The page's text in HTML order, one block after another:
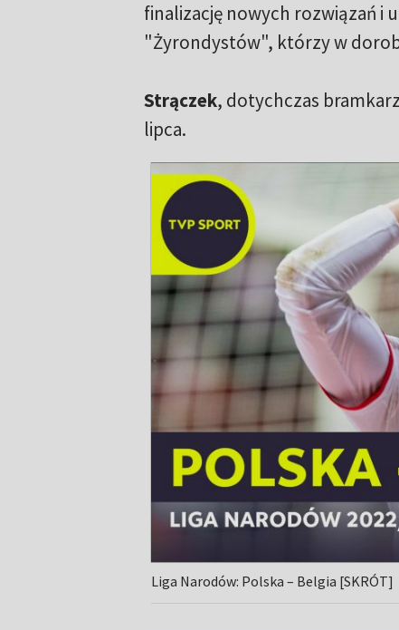
finalizację nowych rozwiązań i
"Żyrondystów", którzy w
Strączek, dotychczas
lipca.
Liga Narodów: Polska – Belgia [SKRÓT]